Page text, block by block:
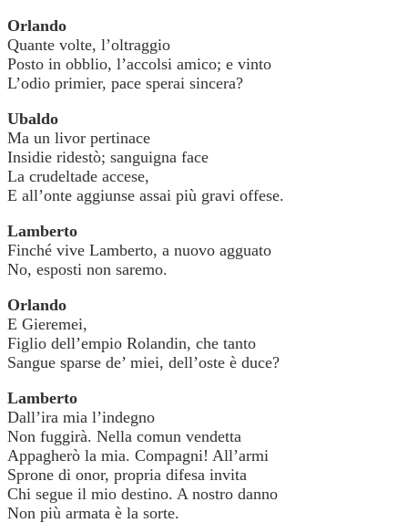
Orlando
Quante volte, l’oltraggio
Posto in obblio, l’accolsi amico; e vinto
L’odio primier, pace sperai sincera?
Ubaldo
Ma un livor pertinace
Insidie ridestò; sanguigna face
La crudeltade accese,
E all’onte aggiunse assai più gravi offese.
Lamberto
Finché vive Lamberto, a nuovo agguato
No, esposti non saremo.
Orlando
E Gieremei,
Figlio dell’empio Rolandin, che tanto
Sangue sparse de’ miei, dell’oste è duce?
Lamberto
Dall’ira mia l’indegno
Non fuggirà. Nella comun vendetta
Appagherò la mia. Compagni! All’armi
Sprone di onor, propria difesa invita
Chi segue il mio destino. A nostro danno
Non più armata è la sorte.